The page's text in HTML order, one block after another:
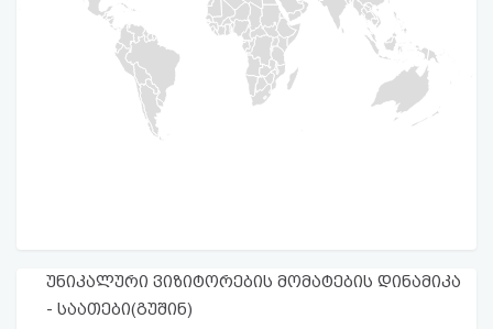
უნიკალური ვიზიტორების მომატების დინამიკა
- საათები(გუშინ)